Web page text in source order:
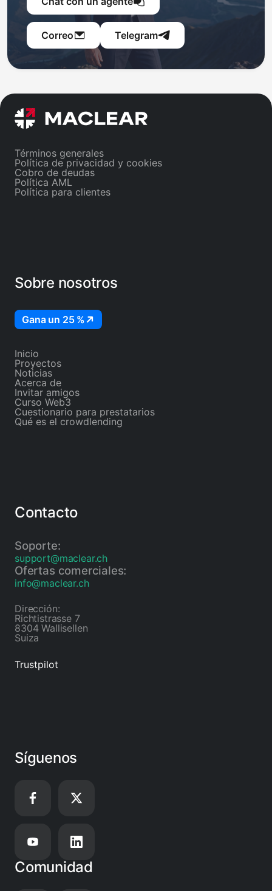
Correo Telegram
Términos generales
Política de privacidad y cookies
Cobro de deudas
Política AML
Política para clientes
Sobre nosotros
Gana un 25 %
Inicio
Proyectos
Noticias
Acerca de
Invitar amigos
Curso Web3
Cuestionario para prestatarios
Qué es el crowdlending
Contacto
Soporte:
support@maclear.ch
Ofertas comerciales:
info@maclear.ch
Dirección:
Richtistrasse 7
8304 Wallisellen
Suiza
Trustpilot
Síguenos
Comunidad